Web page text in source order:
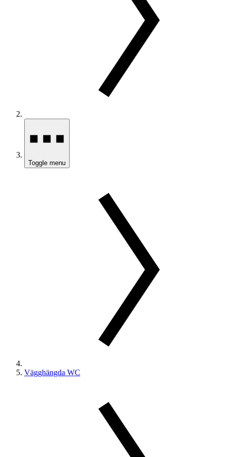
Toggle menu
Vägghängda WC